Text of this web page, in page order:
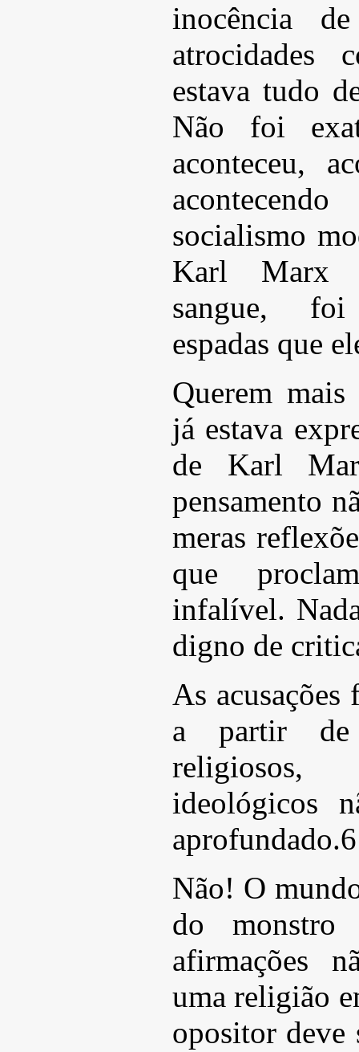
inocência
atrocidades
estava tudo
Não foi
aconteceu,
socialismo
Karl Marx
sangue, foi
espadas que
Querem
já estava
de Karl
pensamento
meras
que
infalível.
digno de
As acusações
a partir de
ideológicos
aprofundado.6
Não! O
do monstro
afirmações
uma religião
opositor deve